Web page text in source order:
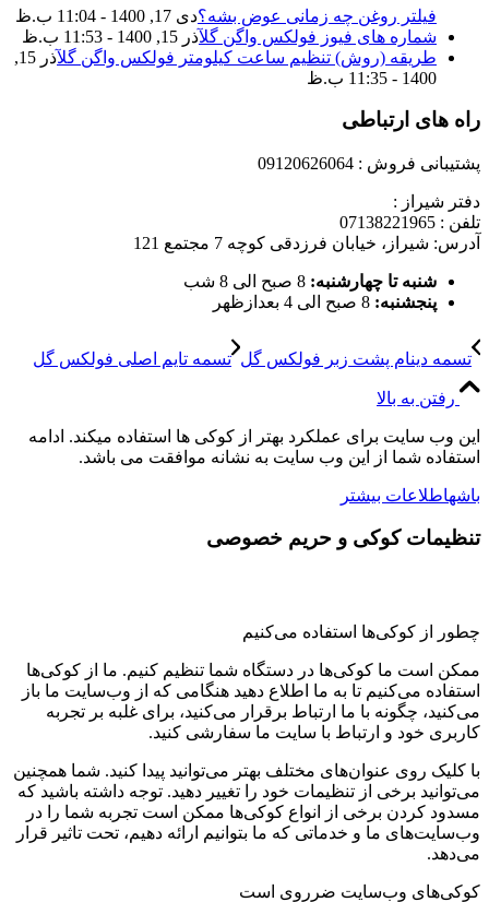
فیلتر روغن چه زمانی عوض بشه؟دی 17, 1400 - 11:04 ب.ظ
شماره های فیوز فولکس واگن گلآذر 15, 1400 - 11:53 ب.ظ
طریقه (روش) تنظیم ساعت کیلومتر فولکس واگن گل
آذر 15,
1400 - 11:35 ب.ظ
راه های ارتباطی
پشتیبانی فروش : 09120626064
دفتر شیراز :
تلفن : 07138221965
آدرس: شیراز، خیابان فرزدقی کوچه 7 مجتمع 121
شنبه تا چهارشنبه: 8 صبح الی 8 شب
پنجشنبه: 8 صبح الی 4 بعدازظهر
تسمه دینام پشت زبر فولکس گل تسمه تایم اصلی فولکس گل
رفتن به بالا
این وب سایت برای عملکرد بهتر از کوکی ها استفاده میکند. ادامه
استفاده شما از این وب سایت به نشانه موافقت می باشد.
باشهاطلاعات بیشتر
تنظیمات کوکی و حریم خصوصی
چطور از کوکی‌ها استفاده می‌کنیم
ممکن است ما کوکی‌ها در دستگاه شما تنظیم کنیم. ما از کوکی‌ها
استفاده می‌کنیم تا به ما اطلاع دهید هنگامی که از وب‌سایت ما باز
می‌کنید، چگونه با ما ارتباط برقرار می‌کنید، برای غلبه بر تجربه
کاربری خود و ارتباط با سایت ما سفارشی کنید.
با کلیک روی عنوان‌های مختلف بهتر می‌توانید پیدا کنید. شما همچنین
می‌توانید برخی از تنظیمات خود را تغییر دهید. توجه داشته باشید که
مسدود کردن برخی از انواع کوکی‌ها ممکن است تجربه شما را در
وب‌سایت‌های ما و خدماتی که ما بتوانیم ارائه دهیم، تحت تاثیر قرار
می‌دهد.
کوکی‌های وب‌سایت ضرروی است